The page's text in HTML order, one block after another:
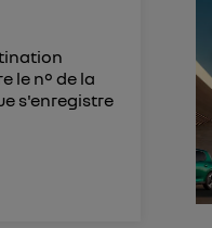
le n° de la
s'enregistre
d’Utiq("
Pour plus